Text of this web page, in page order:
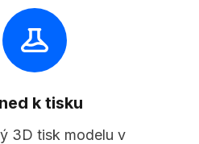
k tisku
3D tisk modelu v